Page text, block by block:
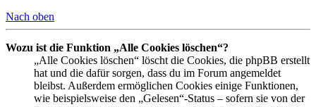
Nach oben
Wozu ist die Funktion „Alle Cookies löschen“?
„Alle Cookies löschen“ löscht die Cookies, die phpBB erstellt
hat und die dafür sorgen, dass du im Forum angemeldet
bleibst. Außerdem ermöglichen Cookies einige Funktionen,
wie beispielsweise den „Gelesen“-Status – sofern sie von der